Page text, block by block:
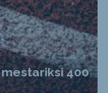
400